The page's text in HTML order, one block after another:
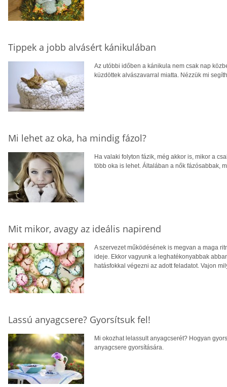
Tippek a jobb alvásért kánikulában
Az utóbbi időben a kánikula nem csak nap
küzdöttek alvászavarral miatta. Nézzük mi
Mi lehet az oka, ha mindig fázol?
Ha valaki folyton fázik, még akkor is, mikor a
több oka is lehet. Általában a nők fázósabbak,
Mit mikor, avagy az ideális napirend
A szervezet működésének is megvan a maga
ideje. Ekkor vagyunk a leghatékonyabbak
hatásfokkal végezni az adott feladatot. Vajon
Lassú anyagcsere? Gyorsítsuk fel!
Mi okozhat lelassult anyagcserét? Hogyan
anyagcsere gyorsítására.